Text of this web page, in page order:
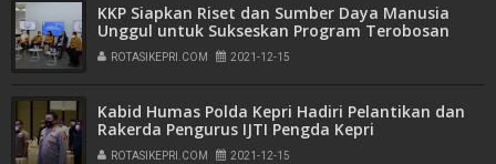
KKP Siapkan Riset dan Sumber Daya Manusia
Unggul untuk Sukseskan Program Terobosan
ROTASIKEPRI.COM 2021-12-15
Kabid Humas Polda Kepri Hadiri Pelantikan dan
Rakerda Pengurus IJTI Pengda Kepri
ROTASIKEPRI.COM 2021-12-15